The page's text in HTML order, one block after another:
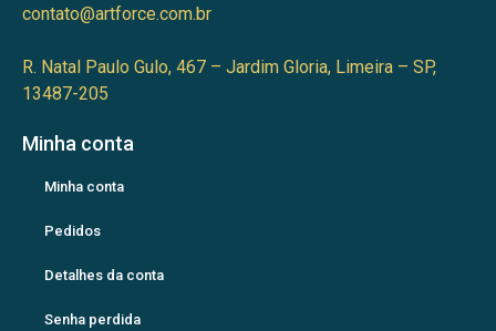
contato@artforce.com.br
R. Natal Paulo Gulo, 467 – Jardim Gloria, Limeira – SP,
13487-205
Minha conta
Minha conta
Pedidos
Detalhes da conta
Senha perdida